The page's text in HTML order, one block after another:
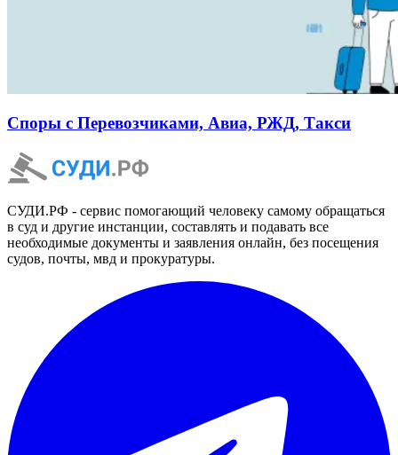
Споры с Перевозчиками, Авиа, РЖД, Такси
СУДИ.РФ - сервис помогающий человеку самому обращаться
в суд и другие инстанции, составлять и подавать все
необходимые документы и заявления онлайн, без посещения
судов, почты, мвд и прокуратуры.